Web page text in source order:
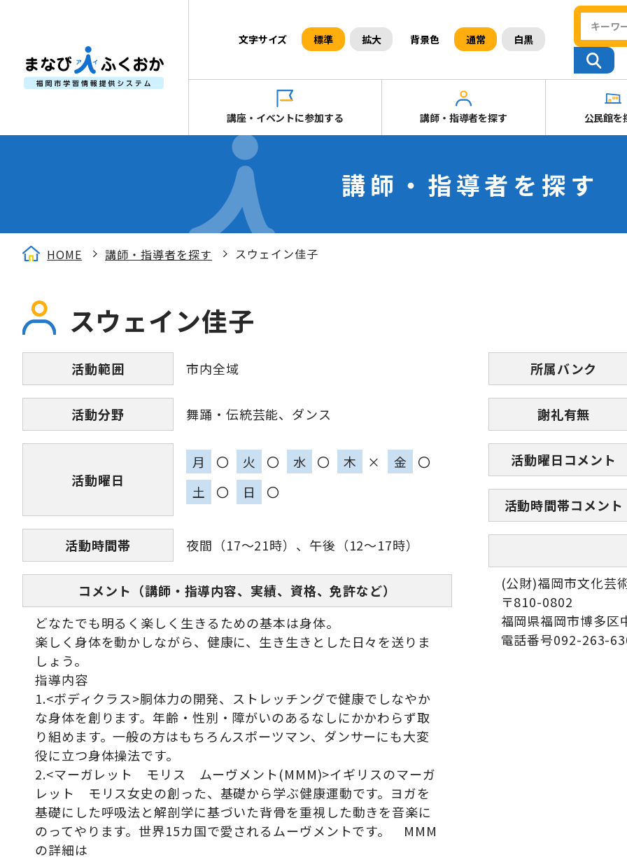
文字サイズ 標準 拡大 背景色 通常 白黒
講座・イベントに参加する 講師・指導者を探す 公民館を
講師・指導者を探す
HOME 講師・指導者を探す スウェイン佳子
スウェイン佳子
活動範囲 市内全域
活動分野 舞踊・伝統芸能、ダンス
活動曜日
月 〇 火 〇 水 〇 木 × 金
〇
土
〇 日 〇
活動時間帯 夜間（17～21時）、午後（12～17時）
コメント（講師・指導内容、実績、資格、免許など）
どなたでも明るく楽しく生きるための基本は身体。
楽しく身体を動かしながら、健康に、生き生きとした日々を送りま
しょう。
指導内容
1.<ボディクラス>胴体力の開発、ストレッチングで健康でしなやか
な身体を創ります。年齢・性別・障がいのあるなしにかかわらず取
り組めます。一般の方はもちろんスポーツマン、ダンサーにも大変
役に立つ身体操法です。
2.<マーガレット モリス ムーヴメント(MMM)>イギリスのマーガ
レット モリス女史の創った、基礎から学ぶ健康運動です。ヨガを
基礎にした呼吸法と解剖学に基づいた背骨を重視した動きを音楽に
のってやります。世界15カ国で愛されるムーヴメントです。 MMM
の詳細は
所属バンク
謝礼有無
活動曜日コメント
活動時間帯コメント
(公財)福岡市文化芸
〒810-0802
福岡県福岡市博多
電話番号092-263-